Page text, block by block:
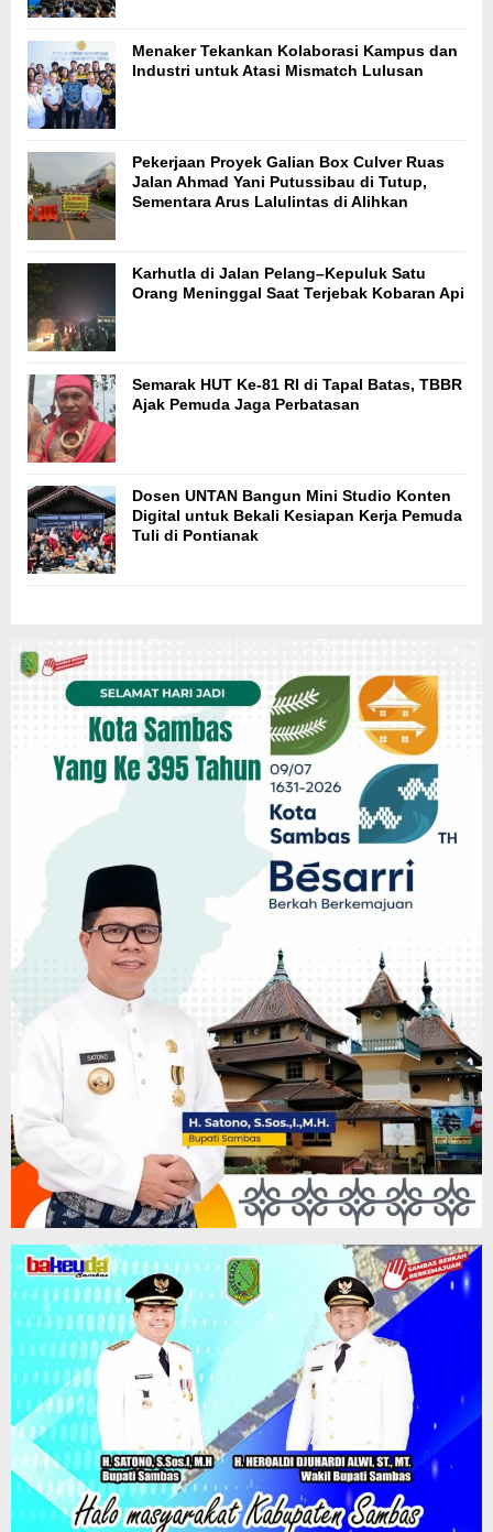
Menaker Tekankan Kolaborasi Kampus dan
Industri untuk Atasi Mismatch Lulusan
Pekerjaan Proyek Galian Box Culver Ruas
Jalan Ahmad Yani Putussibau di Tutup,
Sementara Arus Lalulintas di Alihkan
Karhutla di Jalan Pelang–Kepuluk Satu
Orang Meninggal Saat Terjebak Kobaran Api
Semarak HUT Ke-81 RI di Tapal Batas, TBBR
Ajak Pemuda Jaga Perbatasan
Dosen UNTAN Bangun Mini Studio Konten
Digital untuk Bekali Kesiapan Kerja Pemuda
Tuli di Pontianak